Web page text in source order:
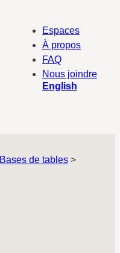
Espaces
À propos
FAQ
Nous joindre
English
Bases de tables >